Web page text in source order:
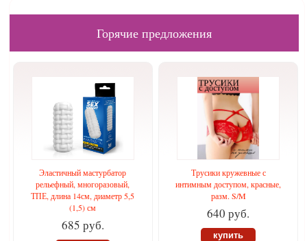
Горячие предложения
Эластичный мастурбатор
рельефный, многоразовый,
ТПЕ, длина 14см, диаметр 5,5
(1,5) см
685 руб.
Трусики кружевные с
интимным доступом, красные,
разм. S/M
640 руб.
купить